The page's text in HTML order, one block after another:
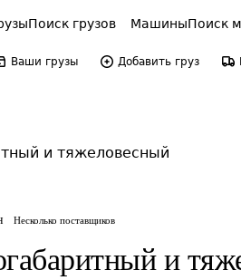
Поиск грузов МашиныПоиск
Ваши грузы Добавить груз
и тяжеловесный
Несколько поставщиков
и